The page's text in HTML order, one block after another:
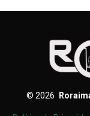
© 2026